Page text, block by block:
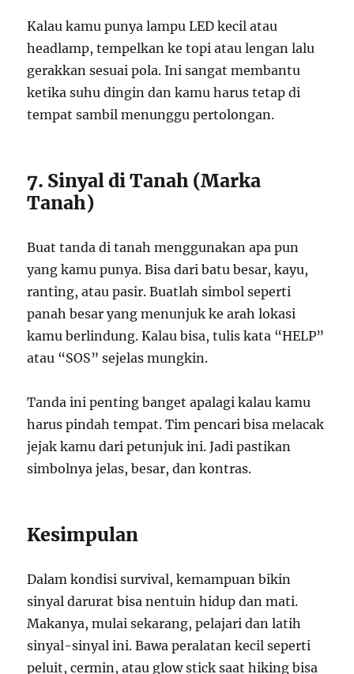
Kalau kamu punya lampu LED kecil atau
headlamp, tempelkan ke topi atau lengan lalu
gerakkan sesuai pola. Ini sangat membantu
ketika suhu dingin dan kamu harus tetap di
tempat sambil menunggu pertolongan.
7. Sinyal di Tanah (Marka
Tanah)
Buat tanda di tanah menggunakan apa pun
yang kamu punya. Bisa dari batu besar, kayu,
ranting, atau pasir. Buatlah simbol seperti
panah besar yang menunjuk ke arah lokasi
kamu berlindung. Kalau bisa, tulis kata “HELP”
atau “SOS” sejelas mungkin.
Tanda ini penting banget apalagi kalau kamu
harus pindah tempat. Tim pencari bisa melacak
jejak kamu dari petunjuk ini. Jadi pastikan
simbolnya jelas, besar, dan kontras.
Kesimpulan
Dalam kondisi survival, kemampuan bikin
sinyal darurat bisa nentuin hidup dan mati.
Makanya, mulai sekarang, pelajari dan latih
sinyal-sinyal ini. Bawa peralatan kecil seperti
peluit, cermin, atau glow stick saat hiking bisa